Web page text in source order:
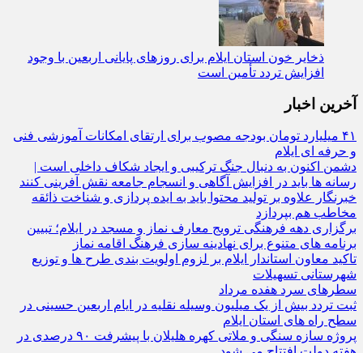
ذخایر خون استان ایلام برای روزهای پایانی اربعین با وجود
آخرین اخبار
۴۱ میلیارد تومان بودجه مصوب برای ارتقای امکانات آموزشی فنی‌
و حرفه‌ ای ایلام
دشمن اکنون به دنبال جنگ ترکیبی و ایجاد شکاف داخلی است |
رسانه‌ ها باید در افزایش آگاهی و انسجام جامعه نقش‌ آفرینی کنند
خبرنگار علاوه بر تولید محتوا باید به ایده‌ پردازی و شناخت ذائقه
مخاطب هم بپردازد
برگزاری دهه فرهنگی ترویج معارف نماز و مسجد در ایلام؛ تبیین
برنامه‌ های متنوع برای نهادینه‌ سازی فرهنگ اقامه نماز
تاکید معاون استاندار ایلام بر لزوم اولویت‌ بندی طرح‌ ها و توزیع
شهرستانی تسهیلات
سطرهای سرد هفده مرداد
ثبت تردد بیش از یک میلیون وسیله نقلیه در ایام اربعین حسینی در
سطح راه‌ های استان ایلام